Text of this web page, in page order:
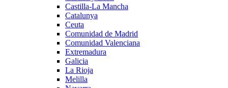
Castilla-La Mancha
Catalunya
Ceuta
Comunidad de Madrid
Comunidad Valenciana
Extremadura
Galicia
La Rioja
Melilla